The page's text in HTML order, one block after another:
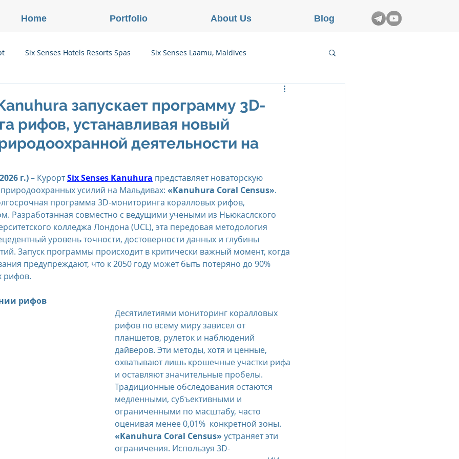
Six Senses Hotels Resorts Spas Six Senses Laamu, Maldives
Six Senses Douro Valley, Portugal
Zil Pasyon, Seychelles Six Senses Vana, Индия
Onlink Insights Oberoi Hotels & Resorts
The Oberoi Bali, Indonesia The Oberoi Lombok, Indonesia
Philae, Egypt
Regent Bali Canggu Eclat Beijing
запускает программу 3D-
рифов, устанавливая новый
деятельности на
г.) – Курорт Six Senses Kanuhura представляет новаторскую
усилий на Мальдивах: «Kanuhura Coral Census».
программа 3D-мониторинга коралловых рифов,
Разработанная совместно с ведущими учеными из Ньюкаслского
колледжа Лондона (UCL), эта передовая методология
уровень точности, достоверности данных и глубины
Запуск программы происходит в критически важный момент, когда
предупреждают, что к 2050 году может быть потеряно до 90%
рифов.
рифов
Десятилетиями мониторинг коралловых
рифов по всему миру зависел от
планшетов, рулеток и наблюдений
дайверов. Эти методы, хотя и ценные,
охватывают лишь крошечные участки рифа
и оставляют значительные пробелы.
Традиционные обследования остаются
медленными, субъективными и
ограниченными по масштабу, часто
оценивая менее 0,01%  конкретной зоны.
«Kanuhura Coral Census» устраняет эти
ограничения. Используя 3D-
Home Portfolio About Us Blog